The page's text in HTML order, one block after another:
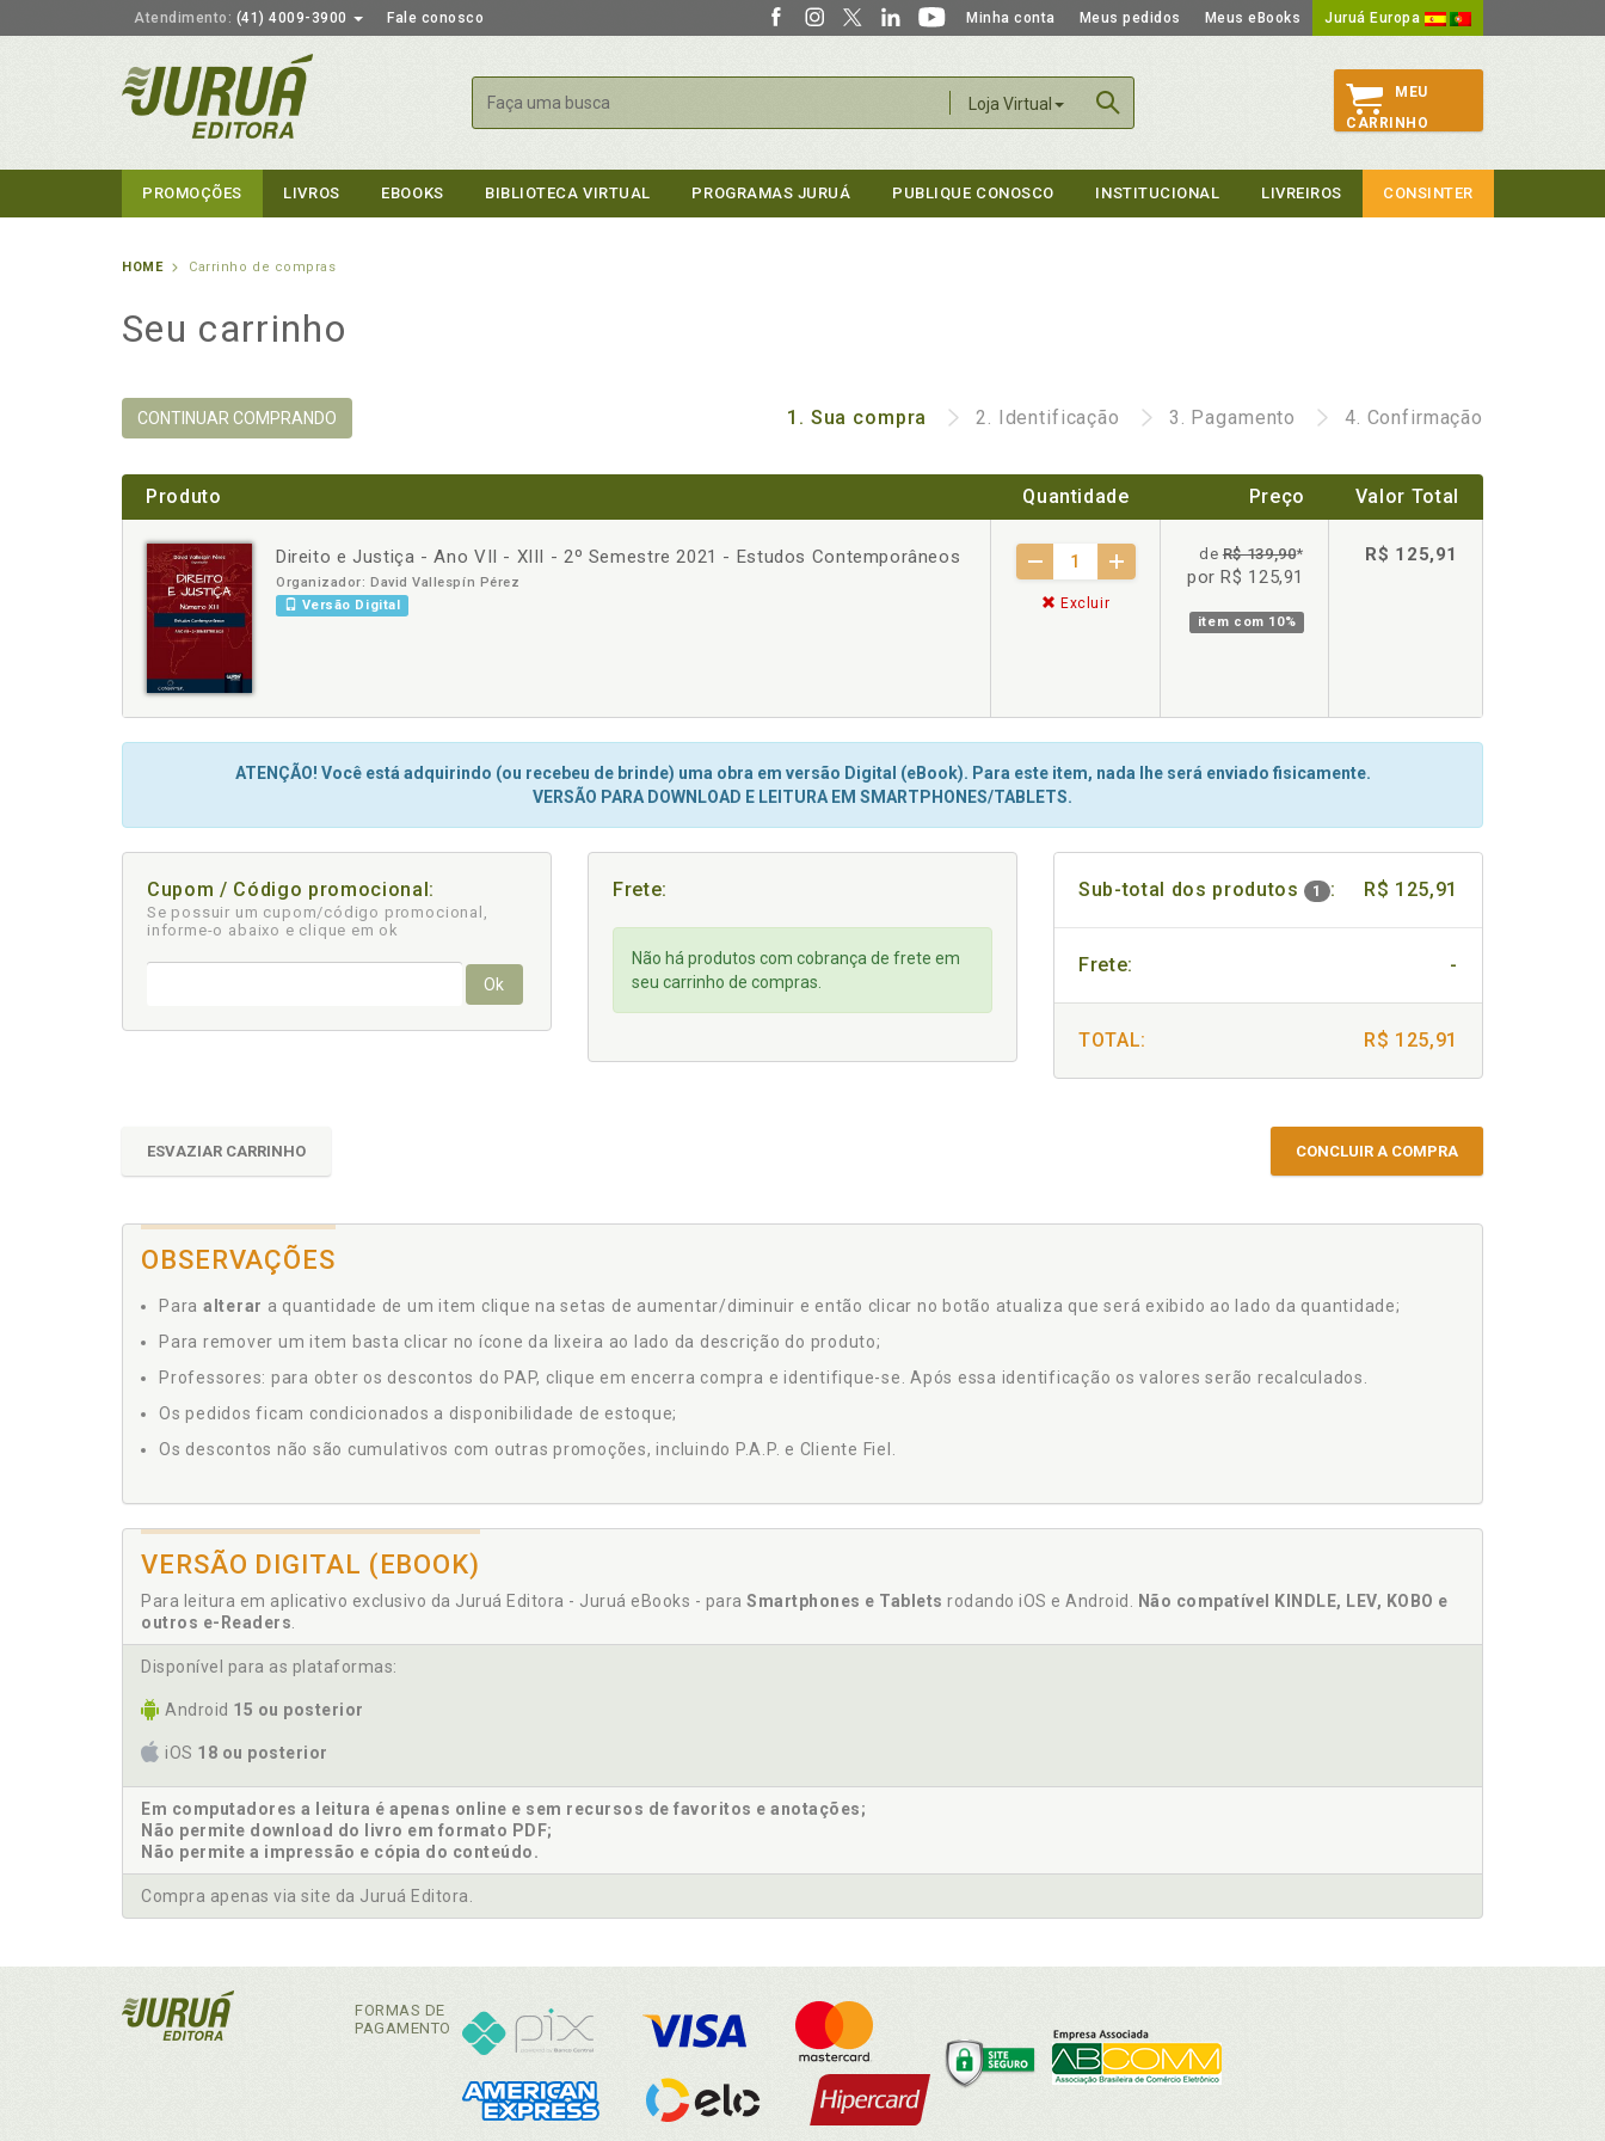
Atendimento: (41) 4009-3900 Fale conosco Minha conta Meus pedidos Meus eBooks Juruá Europa
Loja Virtual
Buscar
MEU
CARRINHO
PROMOÇÕES LIVROS EBOOKS BIBLIOTECA VIRTUAL PROGRAMAS JURUÁ PUBLIQUE CONOSCO INSTITUCIONAL LIVREIROS CONSINTER
HOME Carrinho de compras
Seu carrinho
CONTINUAR COMPRANDO 1. Sua compra 2. Identificação 3. Pagamento 4. Confirmação
Produto Quantidade Preço Valor Total
Direito e Justiça - Ano VII - XIII - 2º Semestre 2021 - Estudos Contemporâneos
Organizador: David Vallespín Pérez
Versão Digital
- +
Excluir
deR$ 139,90*
por R$ 125,91
item com 10%
R$ 125,91
ATENÇÃO! Você está adquirindo (ou recebeu de brinde) uma obra em versão Digital (eBook). Para este item, nada lhe será enviado fisicamente.
VERSÃO PARA DOWNLOAD E LEITURA EM SMARTPHONES/TABLETS.
Cupom / Código promocional:
Se possuir um cupom/código promocional,
informe-o abaixo e clique em ok
Ok
Frete:
Não há produtos com cobrança de frete em
seu carrinho de compras.
Sub-total dos produtos 1 : R$ 125,91
Frete: -
TOTAL: R$ 125,91
ESVAZIAR CARRINHO CONCLUIR A COMPRA
OBSERVAÇÕES
Para alterar a quantidade de um item clique na setas de aumentar/diminuir e então clicar no botão atualiza que será exibido ao lado da quantidade;
Para remover um item basta clicar no ícone da lixeira ao lado da descrição do produto;
Professores: para obter os descontos do PAP, clique em encerra compra e identifique-se. Após essa identificação os valores serão recalculados.
Os pedidos ficam condicionados a disponibilidade de estoque;
Os descontos não são cumulativos com outras promoções, incluindo P.A.P. e Cliente Fiel.
VERSÃO DIGITAL (EBOOK)
Para leitura em aplicativo exclusivo da Juruá Editora - Juruá eBooks - para Smartphones e Tablets rodando iOS e Android.
Não compatível KINDLE, LEV, KOBO e
outros e-Readers
Disponível para as plataformas:
Android 15 ou posterior
iOS 18 ou posterior
Em computadores a leitura é apenas online e sem recursos de favoritos e anotações;
Não permite download do livro em formato PDF;
Não permite a impressão e cópia do conteúdo.
Compra apenas via site da Juruá Editora.
FORMAS DE
PAGAMENTO